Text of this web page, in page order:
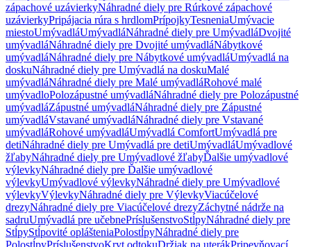
zápachové uzávierkyNáhradné diely pre Rúrkové zápachové
uzávierkyPripájacia rúra s hrdlomPrípojkyTesneniaUmývacie
miestoUmývadláUmývadláNáhradné diely pre UmývadláDvojité
umývadláNáhradné diely pre Dvojité umývadláNábytkové
umývadláNáhradné diely pre Nábytkové umývadláUmývadlá na
doskuNáhradné diely pre Umývadlá na doskuMalé
umývadláNáhradné diely pre Malé umývadláRohové malé
umývadloPolozápustné umývadláNáhradné diely pre Polozápustné
umývadláZápustné umývadláNáhradné diely pre Zápustné
umývadláVstavané umývadláNáhradné diely pre Vstavané
umývadláRohové umývadláUmývadlá ComfortUmývadlá pre
detiNáhradné diely pre Umývadlá pre detiUmývadláUmývadlové
žľabyNáhradné diely pre Umývadlové žľabyĎalšie umývadlové
výlevkyNáhradné diely pre Ďalšie umývadlové
výlevkyUmývadlové výlevkyNáhradné diely pre Umývadlové
výlevkyVýlevkyNáhradné diely pre VýlevkyViacúčelové
drezyNáhradné diely pre Viacúčelové drezyZáchytné nádrže na
sadruUmývadlá pre učebnePríslušenstvoStĺpyNáhradné diely pre
StĺpyStĺpovité oplášteniaPolostĺpyNáhradné diely pre
PolostĺpyPríslušenstvoKryt odtokuDržiak na uterákPripevňovací